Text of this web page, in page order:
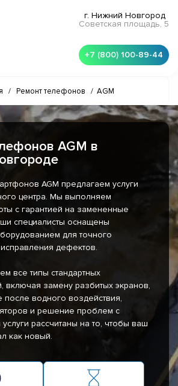
г. Нижний Новгород
Советская площадь, 5
+7 (800) 100-89-44
/ Ремонт телефонов / AGM
AGM в
AGM предлагаем услуги
центра. Мы выполняем
с гарантией на замененные
специалисты оснащены
для точного
дефектов.
все типы стандартных
включая замену разбитых экранов,
после водного воздействия,
и решение проблем с
рассчитаны на то, чтобы ваш
как новый.